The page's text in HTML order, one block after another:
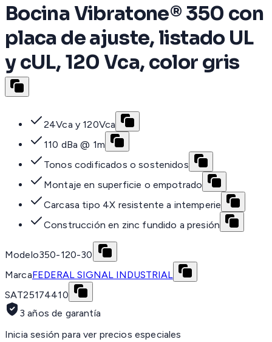
Bocina Vibratone® 350 con
placa de ajuste, listado UL
y cUL, 120 Vca, color gris
24Vca y 120Vca
110 dBa @ 1m
Tonos codificados o sostenidos
Montaje en superficie o empotrado
Carcasa tipo 4X resistente a intemperie
Construcción en zinc fundido a presión
Modelo350-120-30
MarcaFEDERAL SIGNAL INDUSTRIAL
SAT25174410
3 años de garantía
Inicia sesión para ver precios especiales